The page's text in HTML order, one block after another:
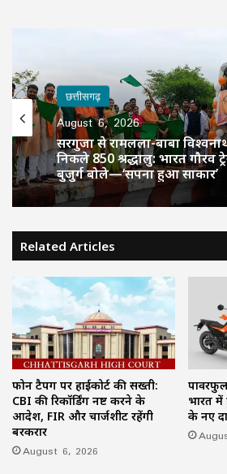
छत्तीसगढ़
August 6, 2026
सरगुजा से रामलला-बाबा
निकले 850 श्रद्धालु: भारत गौरव
बुजुर्ग बोले—‘सपना हुआ साकार’
Related Articles
फोन टैपिंग पर हाईकोर्ट की सख्ती:
CBI की रिकॉर्डिंग नष्ट करने के
आदेश, FIR और चार्जशीट रहेंगी
बरकरार
August 6, 2026
भारत में
के नए